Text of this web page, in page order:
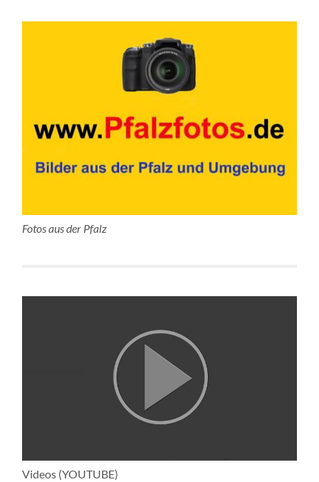
Fotos aus der Pfalz
Videos (YOUTUBE)